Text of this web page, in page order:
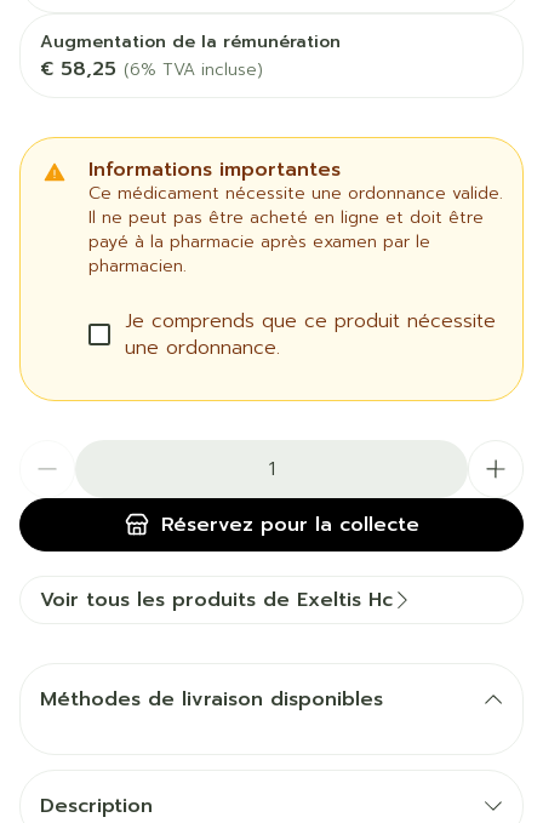
Augmentation de la rémunération
€ 58,25 (6% TVA incluse)
Informations importantes
Ce médicament nécessite une ordonnance valide.
Il ne peut pas être acheté en ligne et doit être
payé à la pharmacie après examen par le
pharmacien.
Je comprends que ce produit nécessite
une ordonnance.
Réservez pour la collecte
Voir tous les produits de Exeltis Hc
Méthodes de livraison disponibles
Description